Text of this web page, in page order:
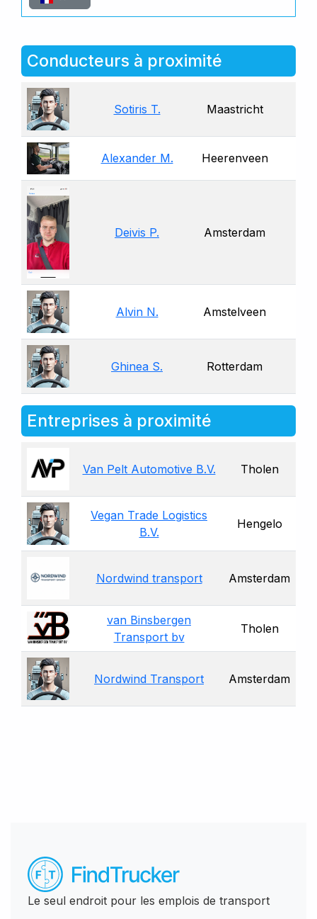
Conducteurs à proximité
Sotiris T. Maastricht
Alexander M. Heerenveen
Deivis P. Amsterdam
Alvin N. Amstelveen
Ghinea S. Rotterdam
Entreprises à proximité
Van Pelt Automotive B.V. Tholen
Vegan Trade Logistics
B.V.
Hengelo
Nordwind transport Amsterdam
van Binsbergen
Transport bv
Tholen
Nordwind Transport Amsterdam
Le seul endroit pour les emplois de transport